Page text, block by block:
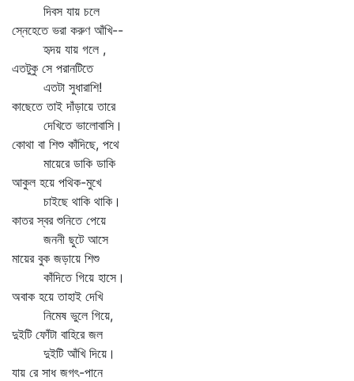
দিবস যায় চলে
স্নেহেতে ভরা করুণ আঁখি--
হৃদয় যায় গলে ,
এতটুকু সে পরানটিতে
এতটা সুধারাশি!
কাছেতে তাই দাঁড়ায়ে তারে
দেখিতে ভালোবাসি।
কোথা বা শিশু কাঁদিছে, পথে
মায়েরে ডাকি ডাকি
আকুল হয়ে পথিক-মুখে
চাইছে থাকি থাকি।
কাতর স্বর শুনিতে পেয়ে
জননী ছুটে আসে
মায়ের বুক জড়ায়ে শিশু
কাঁদিতে গিয়ে হাসে।
অবাক হয়ে তাহাই দেখি
নিমেষ ভুলে গিয়ে,
দুইটি ফোঁটা বাহিরে জল
দুইটি আঁখি দিয়ে।
যায় রে সাধ জগৎ-পানে